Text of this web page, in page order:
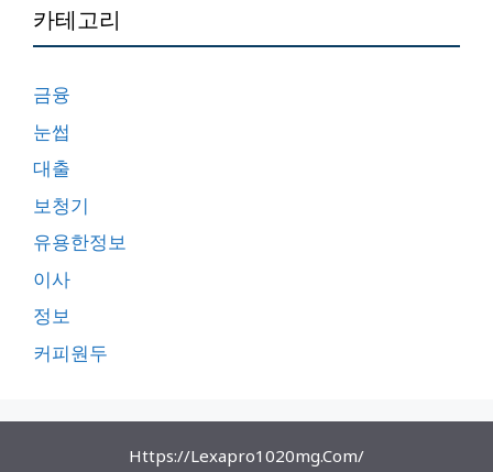
카테고리
금융
눈썹
대출
보청기
유용한정보
이사
정보
커피원두
Https://lexapro1020mg.com/